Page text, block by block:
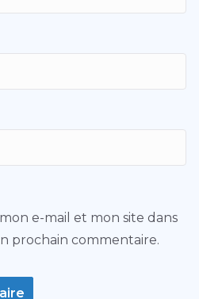
e-mail et mon site dans
prochain commentaire.